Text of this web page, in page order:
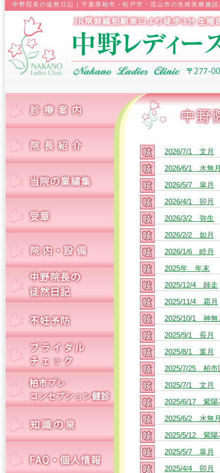
中野院長の徒然日記 | 千葉県柏市・松戸市・流山市の生殖医療施
2026/7/1 文月
2026/6/1 水無
2026/5/7 皐月
2026/4/1 卯月
2026/3/2 弥生
2026/2/2 如月
2026/1/6 睦月
2025年 年末
2025/12/4 師走
2025/11/4 霜月
2025/10/1 神無
2025/9/1 長月
2025/8/1 葉月
2025/7/25 柏市
2025/7/1 文月
2025/6/17 紫陽
2025/6/2 水無
2025/5/12 紫陽
2025/5/7 皐月
2025/4/4 卯月